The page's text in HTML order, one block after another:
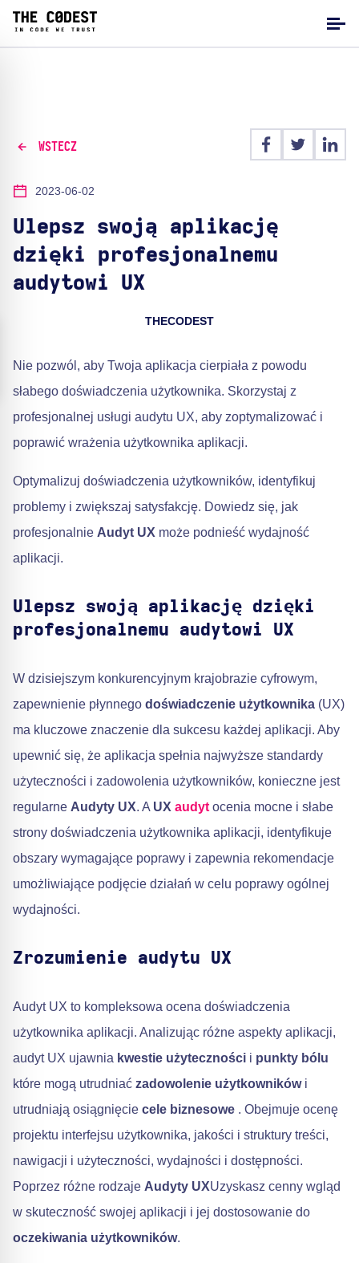
WSTECZ
2023-06-02
Ulepsz swoją aplikację
dzięki profesjonalnemu
audytowi UX
THECODEST
Nie pozwól, aby Twoja aplikacja cierpiała z powodu
słabego doświadczenia użytkownika. Skorzystaj z
profesjonalnej usługi audytu UX, aby zoptymalizować i
poprawić wrażenia użytkownika aplikacji.
Optymalizuj doświadczenia użytkowników, identyfikuj
problemy i zwiększaj satysfakcję. Dowiedz się, jak
profesjonalnie Audyt UX może podnieść wydajność
aplikacji.
Ulepsz swoją aplikację dzięki
profesjonalnemu audytowi UX
W dzisiejszym konkurencyjnym krajobrazie cyfrowym,
zapewnienie płynnego doświadczenie użytkownika (UX)
ma kluczowe znaczenie dla sukcesu każdej aplikacji. Aby
upewnić się, że aplikacja spełnia najwyższe standardy
użyteczności i zadowolenia użytkowników, konieczne jest
regularne Audyty UX. A UX audyt ocenia mocne i słabe
strony doświadczenia użytkownika aplikacji, identyfikuje
obszary wymagające poprawy i zapewnia rekomendacje
umożliwiające podjęcie działań w celu poprawy ogólnej
wydajności.
Zrozumienie audytu UX
Audyt UX to kompleksowa ocena doświadczenia
użytkownika aplikacji. Analizując różne aspekty aplikacji,
audyt UX ujawnia kwestie użyteczności i punkty bólu
które mogą utrudniać zadowolenie użytkownikówi
utrudniają osiągnięcie cele biznesowe . Obejmuje ocenę
projektu interfejsu użytkownika, jakości i struktury treści,
nawigacji i użyteczności, wydajności i dostępności.
Poprzez różne rodzaje Audyty UXUzyskasz cenny wgląd
w skuteczność swojej aplikacji i jej dostosowanie do
oczekiwania użytkowników.